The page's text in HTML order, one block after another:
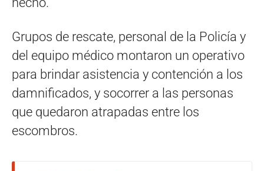
Grupos de rescate, personal de la Policía y
del equipo médico montaron un operativo
para brindar asistencia y contención a los
damnificados, y socorrer a las personas
que quedaron atrapadas entre los
escombros.